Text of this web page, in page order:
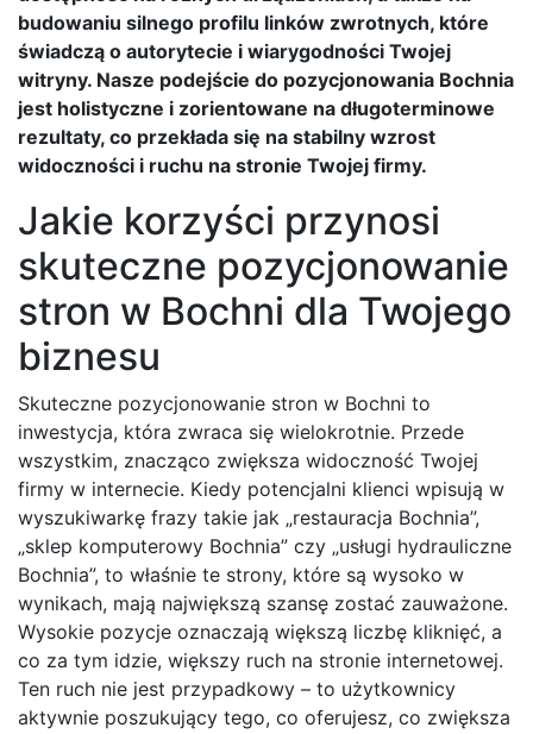
budowaniu silnego profilu linków zwrotnych, które
świadczą o autorytecie i wiarygodności Twojej
witryny. Nasze podejście do pozycjonowania Bochnia
jest holistyczne i zorientowane na długoterminowe
rezultaty, co przekłada się na stabilny wzrost
widoczności i ruchu na stronie Twojej firmy.
Jakie korzyści przynosi
skuteczne pozycjonowanie
stron w Bochni dla Twojego
biznesu
Skuteczne pozycjonowanie stron w Bochni to
inwestycja, która zwraca się wielokrotnie. Przede
wszystkim, znacząco zwiększa widoczność Twojej
firmy w internecie. Kiedy potencjalni klienci wpisują w
wyszukiwarkę frazy takie jak „restauracja Bochnia”,
„sklep komputerowy Bochnia” czy „usługi hydrauliczne
Bochnia”, to właśnie te strony, które są wysoko w
wynikach, mają największą szansę zostać zauważone.
Wysokie pozycje oznaczają większą liczbę kliknięć, a
co za tym idzie, większy ruch na stronie internetowej.
Ten ruch nie jest przypadkowy – to użytkownicy
aktywnie poszukujący tego, co oferujesz, co zwiększa